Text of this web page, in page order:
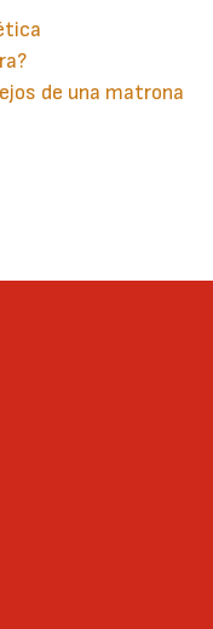
de una matrona